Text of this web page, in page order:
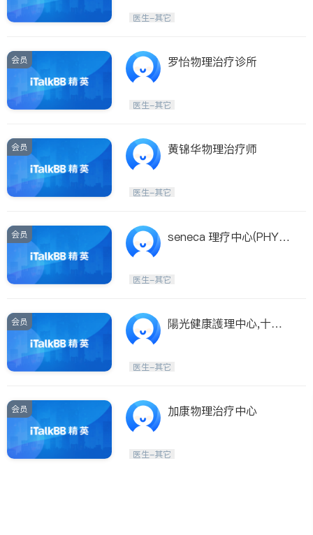
Port Perry
King
医生-其它
会员 罗怡物理治疗诊所
医生-其它
会员 黄锦华物理治疗师
医生-其它
会员
seneca 理疗中心(PHYSI
医生-其它
会员
陽光健康護理中心,十年
医生-其它
会员 加康物理治疗中心
医生-其它